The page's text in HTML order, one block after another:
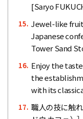
[Saryo
15. Jewel-like
Japanese
Tower Sand
16. Enjoy the
the
with its
17. 職人の技に触